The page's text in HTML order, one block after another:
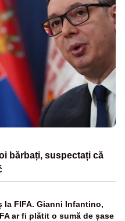
bărbați, suspectați că
la FIFA. Gianni Infantino,
ar fi plătit o sumă de șase